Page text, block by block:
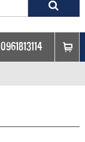
0961813114